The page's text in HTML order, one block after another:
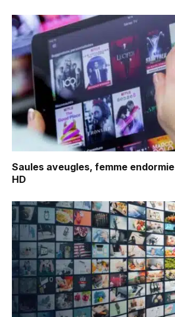
Saules aveugles, femme endormie
HD